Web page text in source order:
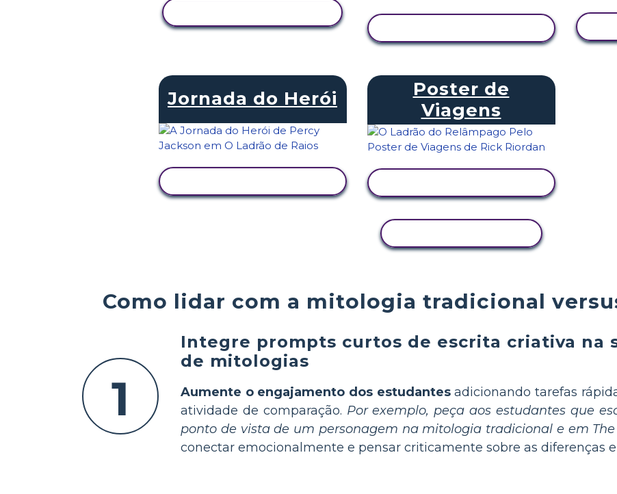
Como lidar com a mitologia tradicional
1
Integre prompts curtos de escrita criativa na
de mitologias
Aumente o engajamento dos estudantesadicionando tarefas
atividade de comparação. Por exemplo, peça aos estudantes que
ponto de vista de um personagem na mitologia tradicional e em
conectar emocionalmente e pensar criticamente sobre as diferenças
Jornada do Herói
Poster de
Viagens